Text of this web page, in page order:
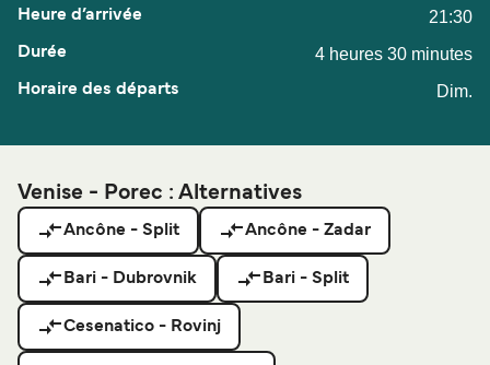
21:30
4 heures 30 minutes
Dim.
Venise - Porec : Alternatives
Ancône - Split Ancône - Zadar
Bari - Dubrovnik Bari - Split
Cesenatico - Rovinj